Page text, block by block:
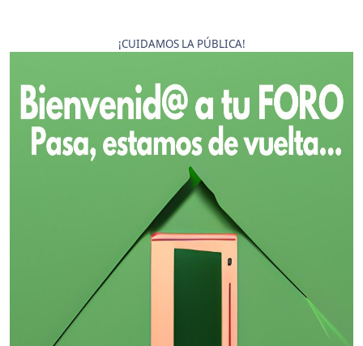
¡CUIDAMOS LA PÚBLICA!